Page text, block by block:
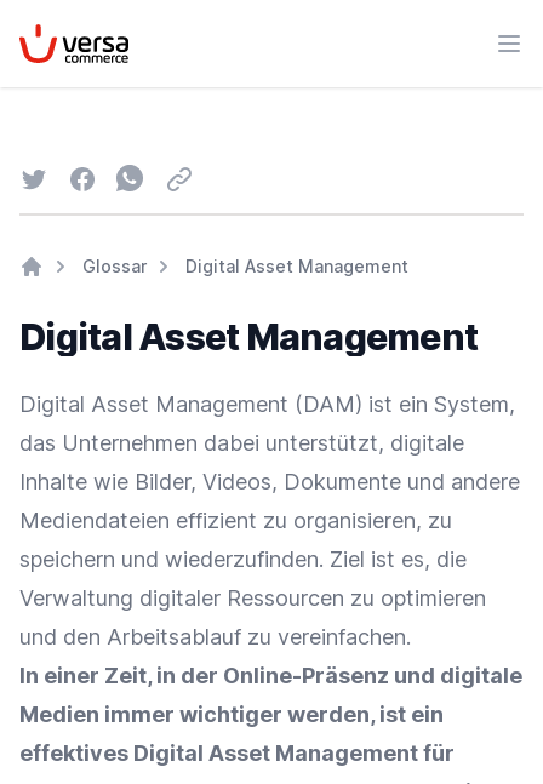
VersaCommerce
TwitterFacebookWhatsapp
Email
Glossar Digital Asset Management
Digital Asset Management
Digital Asset Management (DAM) ist ein System,
das Unternehmen dabei unterstützt, digitale
Inhalte wie Bilder, Videos, Dokumente und andere
Mediendateien effizient zu organisieren, zu
speichern und wiederzufinden. Ziel ist es, die
Verwaltung digitaler Ressourcen zu optimieren
und den Arbeitsablauf zu vereinfachen.
In einer Zeit, in der Online-Präsenz und digitale
Medien immer wichtiger werden, ist ein
effektives Digital Asset Management für